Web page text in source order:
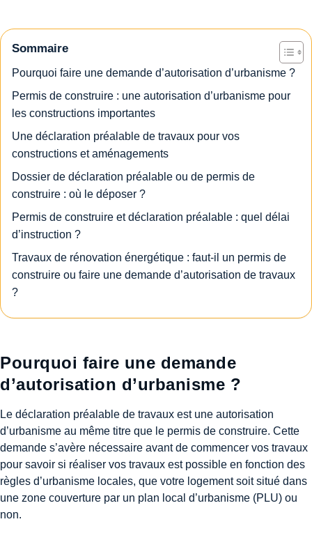
Sommaire
Pourquoi faire une demande d’autorisation d’urbanisme ?
Permis de construire : une autorisation d’urbanisme pour
les constructions importantes
Une déclaration préalable de travaux pour vos
constructions et aménagements
Dossier de déclaration préalable ou de permis de
construire : où le déposer ?
Permis de construire et déclaration préalable : quel délai
d’instruction ?
Travaux de rénovation énergétique : faut-il un permis de
construire ou faire une demande d’autorisation de travaux
?
Pourquoi faire une demande
d’autorisation d’urbanisme ?
Le déclaration préalable de travaux est une autorisation
d’urbanisme au même titre que le permis de construire. Cette
demande s’avère nécessaire avant de commencer vos travaux
pour savoir si réaliser vos travaux est possible en fonction des
règles d’urbanisme locales, que votre logement soit situé dans
une zone couverture par un plan local d’urbanisme (PLU) ou
non.